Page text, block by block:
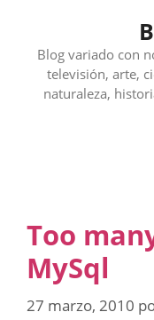
contenidoBlog variado con
televisión, arte,
naturaleza,
Too
MySql
27 marzo, 2010